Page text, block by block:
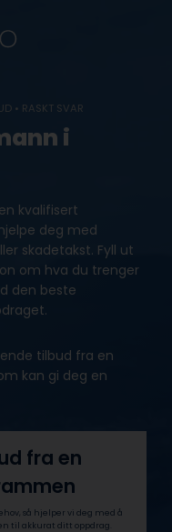
• RASKT SVAR
i
kvalifisert
deg med
skadetakst. Fyll ut
om hva du trenger
den beste
tilbud fra en
kan gi deg en
fra en
så hjelper vi deg med å
til akkurat ditt oppdrag.